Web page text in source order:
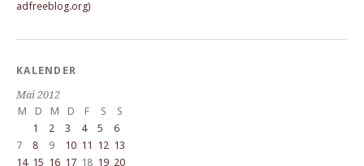
KALENDER
Mai 2012
M
D M D F S
S
1
2 3 4 5
6
7
8 9 10 11 12 13
14 15 16 17 18 19 20